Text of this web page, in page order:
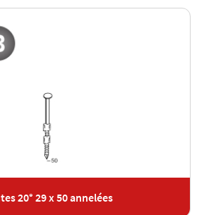
20° 29 x 50 annelées